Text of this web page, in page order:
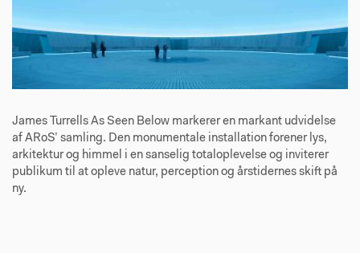
James Turrells As Seen Below markerer en markant udvidelse
af ARoS’ samling. Den monumentale installation forener lys,
arkitektur og himmel i en sanselig totaloplevelse og inviterer
publikum til at opleve natur, perception og årstidernes skift på
ny.